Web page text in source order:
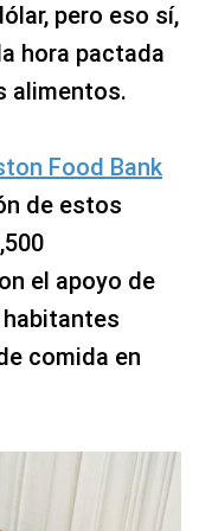
pero eso sí,
hora pactada
alimentos.
Food Bank
de estos
el apoyo de
comida en